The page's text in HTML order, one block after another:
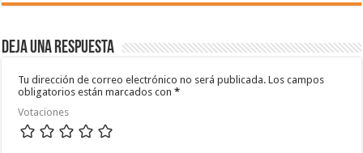
Deja una respuesta
Tu dirección de correo electrónico no será publicada. Los campos
obligatorios están marcados con*
Votaciones